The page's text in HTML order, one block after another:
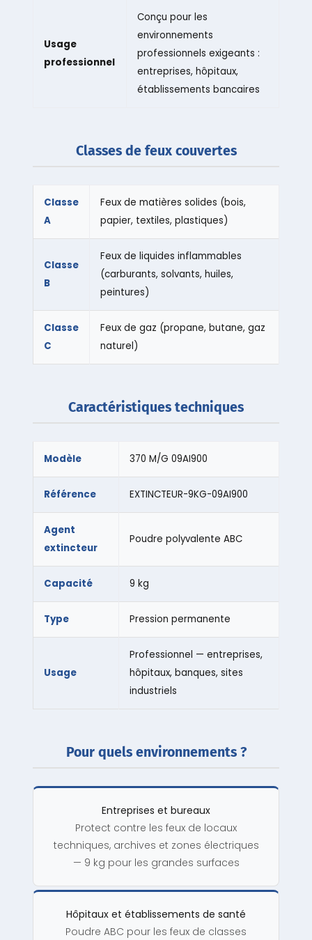
Usage
professionnel
Conçu pour les
environnements
professionnels exigeants :
entreprises, hôpitaux,
établissements bancaires
Classes de feux couvertes
Classe
A
Feux de matières solides (bois,
papier, textiles, plastiques)
Classe
B
Feux de liquides inflammables
(carburants, solvants, huiles,
peintures)
Classe
C
Feux de gaz (propane, butane, gaz
naturel)
Caractéristiques techniques
Modèle 370 M/G 09AI900
Référence EXTINCTEUR-9KG-09AI900
Agent
extincteur
Poudre polyvalente ABC
Capacité 9 kg
Type Pression permanente
Usage
Professionnel — entreprises,
hôpitaux, banques, sites
industriels
Pour quels environnements ?
Entreprises et bureaux
Protect contre les feux de locaux
techniques, archives et zones électriques
— 9 kg pour les grandes surfaces
Hôpitaux et établissements de santé
Poudre ABC pour les feux de classes